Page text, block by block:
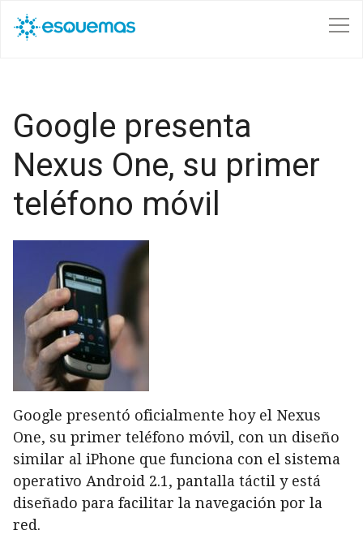
Google presenta
Nexus One, su primer
teléfono móvil
Google presentó oficialmente hoy el Nexus
One, su primer teléfono móvil, con un diseño
similar al iPhone que funciona con el sistema
operativo Android 2.1, pantalla táctil y está
diseñado para facilitar la navegación por la
red.